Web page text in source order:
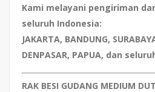
Kami melayani pengiriman
seluruh Indonesia:
JAKARTA, BANDUNG,
DENPASAR, PAPUA, dan
RAK BESI GUDANG MEDIUM